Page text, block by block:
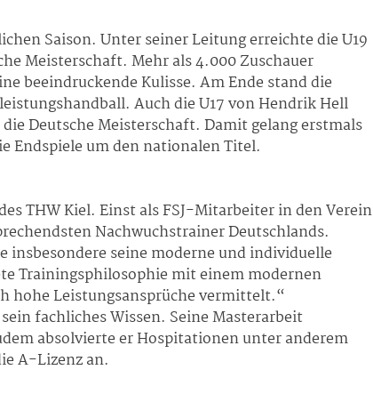
Saison. Unter seiner Leitung erreichte die U19
Meisterschaft. Mehr als 4.000 Zuschauer
beeindruckende Kulisse. Am Ende stand die
Auch die U17 von Hendrik Hell
Deutsche Meisterschaft. Damit gelang erstmals
Endspiele um den nationalen Titel.
THW Kiel. Einst als FSJ-Mitarbeiter in den Verein
Nachwuchstrainer Deutschlands.
insbesondere seine moderne und individuelle
Trainingsphilosophie mit einem modernen
hohe Leistungsansprüche vermittelt.“
fachliches Wissen. Seine Masterarbeit
absolvierte er Hospitationen unter anderem
A-Lizenz an.